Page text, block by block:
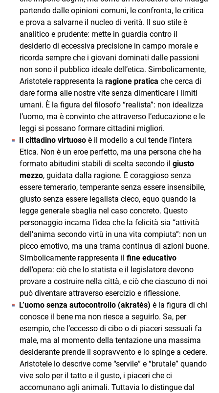
partendo dalle opinioni comuni, le confronta, le critica
e prova a salvarne il nucleo di verità. Il suo stile è
analitico e prudente: mette in guardia contro il
desiderio di eccessiva precisione in campo morale e
ricorda sempre che i giovani dominati dalle passioni
non sono il pubblico ideale dell’etica. Simbolicamente,
Aristotele rappresenta la ragione pratica che cerca di
dare forma alle nostre vite senza dimenticare i limiti
umani. È la figura del filosofo “realista”: non idealizza
l’uomo, ma è convinto che attraverso l’educazione e le
leggi si possano formare cittadini migliori.
Il cittadino virtuoso è il modello a cui tende l’intera
Etica. Non è un eroe perfetto, ma una persona che ha
formato abitudini stabili di scelta secondo il giusto
mezzo, guidata dalla ragione. È coraggioso senza
essere temerario, temperante senza essere insensibile,
giusto senza essere legalista cieco, equo quando la
legge generale sbaglia nel caso concreto. Questo
personaggio incarna l’idea che la felicità sia “attività
dell’anima secondo virtù in una vita compiuta”: non un
picco emotivo, ma una trama continua di azioni buone.
Simbolicamente rappresenta il fine educativo
dell’opera: ciò che lo statista e il legislatore devono
provare a costruire nella città, e ciò che ciascuno di noi
può diventare attraverso esercizio e riflessione.
L’uomo senza autocontrollo (akratès) è la figura di chi
conosce il bene ma non riesce a seguirlo. Sa, per
esempio, che l’eccesso di cibo o di piaceri sessuali fa
male, ma al momento della tentazione una massima
desiderante prende il sopravvento e lo spinge a cedere.
Aristotele lo descrive come “servile” e “brutale” quando
vive solo per il tatto e il gusto, i piaceri che ci
accomunano agli animali. Tuttavia lo distingue dal